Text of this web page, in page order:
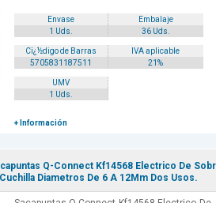
Envase
Embalaje
1 Uds.
36 Uds.
Cï¿½digo de Barras
IVA aplicable
5705831187511
21%
UMV
1 Uds.
+ Información
Q-Connect Kf14568 Electrico De
Diametros De 6 A 12Mm Dos Usos.